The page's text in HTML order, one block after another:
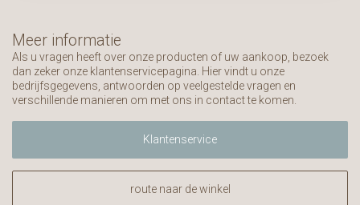
Meer informatie
Als u vragen heeft over onze producten of uw aankoop, bezoek
dan zeker onze klantenservicepagina. Hier vindt u onze
bedrijfsgegevens, antwoorden op veelgestelde vragen en
verschillende manieren om met ons in contact te komen.
Klantenservice
route naar de winkel